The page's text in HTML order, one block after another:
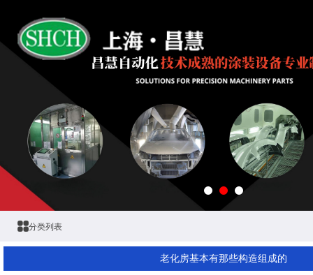
分类列表
老化房基本有那些构造组成的